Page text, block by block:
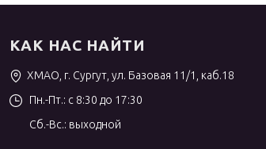
КАК НАС НАЙТИ
ХМАО, г. Сургут, ул. Базовая 11/1, каб.18
Пн.-Пт.: с 8:30 до 17:30
Сб.-Вс.: выходной